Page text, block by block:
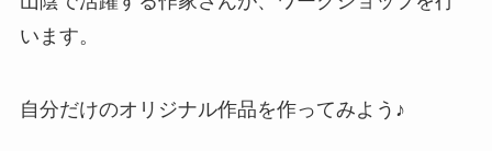
います。
自分だけのオリジナル作品を作ってみよう♪